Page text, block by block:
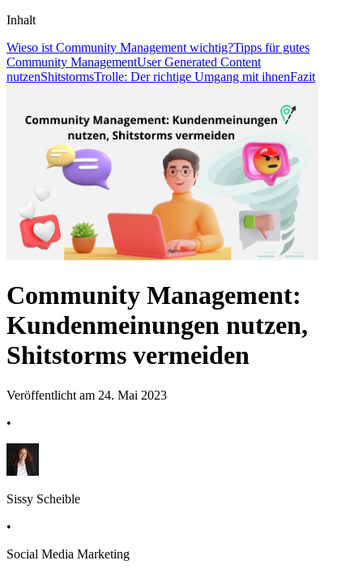
Inhalt
Wieso ist Community Management wichtig?Tipps für gutes
Community ManagementUser Generated Content
nutzenShitstormsTrolle: Der richtige Umgang mit ihnenFazit
Community Management:
Kundenmeinungen nutzen,
Shitstorms vermeiden
Veröffentlicht am 24. Mai 2023
•
Sissy Scheible
•
Social Media Marketing